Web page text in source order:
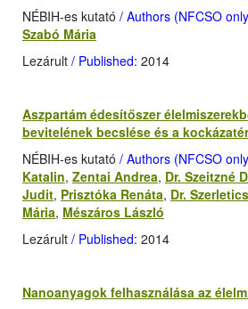
NÉBIH-es kutató / Authors (NFCSO
Szabó Mária
Lezárult / Published: 2014
Aszpartám édesítőszer
bevitelének becslése és a
NÉBIH-es kutató / Authors (NFCSO
Katalin, Zentai Andrea, Dr. Szeitzné
Judit, Prisztóka Renáta, Dr.
Mária, Mészáros László
Lezárult / Published: 2014
Nanoanyagok felhasználása az